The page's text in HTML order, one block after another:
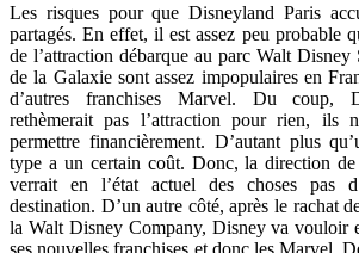
Les risques pour que Disneyland Paris
partagés. En effet, il est assez peu probable
de l’attraction débarque au parc Walt Disney
de la Galaxie sont assez impopulaires en
d’autres franchises Marvel. Du coup,
rethèmerait pas l’attraction pour rien, ils
permettre financièrement. D’autant plus
type a un certain coût. Donc, la direction
verrait en l’état actuel des choses pas
destination. D’un autre côté, après le rachat
la Walt Disney Company, Disney va vouloir
ses nouvelles franchises et donc les Marvel.